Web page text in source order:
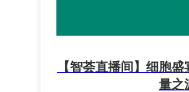
【智荟直播间】细胞
量之